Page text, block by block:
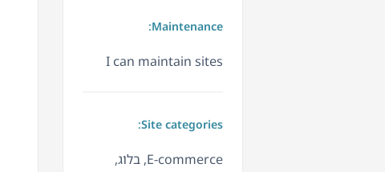
Maintenance:
I can maintain sites
Site categories:
E-commerce, בלוג,